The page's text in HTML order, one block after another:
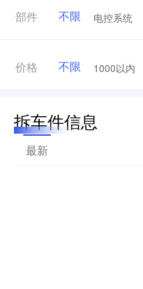
部件 不限 电控系统
价格 不限 1000以内
拆车件信息
最新